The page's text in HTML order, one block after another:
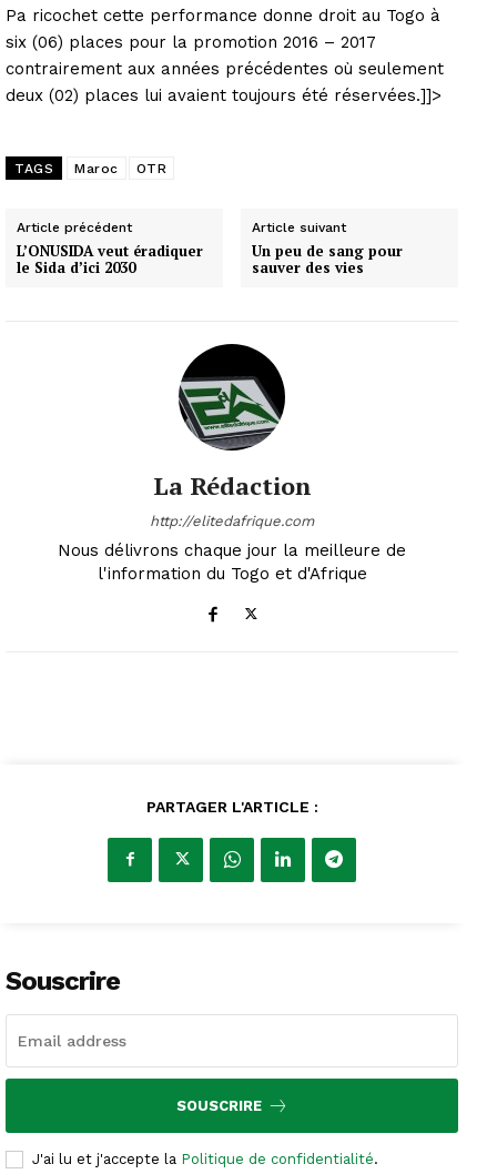
Pa ricochet cette performance donne droit au Togo à
six (06) places pour la promotion 2016 – 2017
contrairement aux années précédentes où seulement
deux (02) places lui avaient toujours été réservées.]]>
TAGS Maroc OTR
Article précédent
L’ONUSIDA veut éradiquer
le Sida d’ici 2030
Article suivant
Un peu de sang pour
sauver des vies
La Rédaction
http://elitedafrique.com
Nous délivrons chaque jour la meilleure de
l'information du Togo et d'Afrique
PARTAGER L'ARTICLE :
Souscrire
SOUSCRIRE
J'ai lu et j'accepte la Politique de confidentialité.